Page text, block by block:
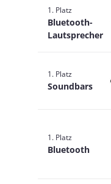
1. Platz
Bluetooth-
Lautsprecher
1. Platz
Soundbars
1. Platz
Bluetooth